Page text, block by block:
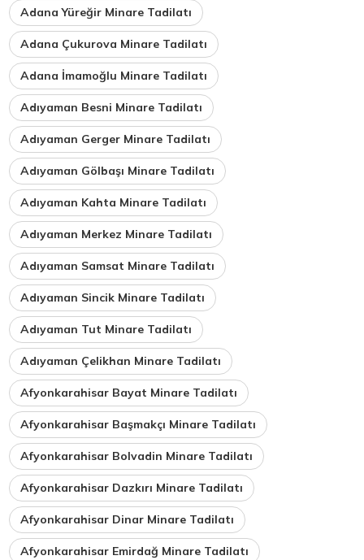
Adana Yüreğir Minare Tadilatı
Adana Çukurova Minare Tadilatı
Adana İmamoğlu Minare Tadilatı
Adıyaman Besni Minare Tadilatı
Adıyaman Gerger Minare Tadilatı
Adıyaman Gölbaşı Minare Tadilatı
Adıyaman Kahta Minare Tadilatı
Adıyaman Merkez Minare Tadilatı
Adıyaman Samsat Minare Tadilatı
Adıyaman Sincik Minare Tadilatı
Adıyaman Tut Minare Tadilatı
Adıyaman Çelikhan Minare Tadilatı
Afyonkarahisar Bayat Minare Tadilatı
Afyonkarahisar Başmakçı Minare Tadilatı
Afyonkarahisar Bolvadin Minare Tadilatı
Afyonkarahisar Dazkırı Minare Tadilatı
Afyonkarahisar Dinar Minare Tadilatı
Afyonkarahisar Emirdağ Minare Tadilatı